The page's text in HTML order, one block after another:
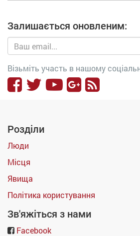
Залишається оновленим:
Візьміть участь в нашому
Розділи
Люди
Місця
Явища
Політика користування
Зв'яжіться з нами
Facebook